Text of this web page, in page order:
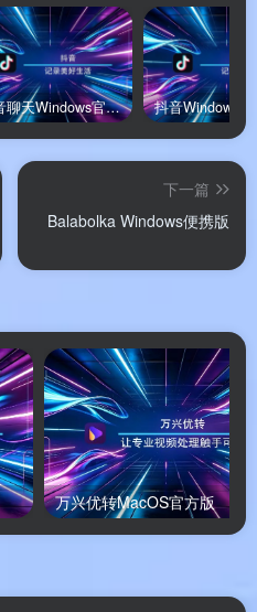
：基于智能推荐算法，根据
化内容。支持倍速播放
浸式观看，深度适配iOS系
内置海量音乐库，音乐与画面
滤镜、特效、美颜工具。
速、倒放等专业编辑功
的媒体处理能力。
戏、才艺、生活、带货等
持发送弹幕、点赞、虚拟
众实时互动。
：剧情高能不断，追剧停
聚优质中长视频内容。
浏览与选购、直播带货，
随时购物、查物流、退换
抖音聊天Windows官方版 抖音Windows
下一篇
Balabolka Windows便携版
万兴优转MacOS官方版